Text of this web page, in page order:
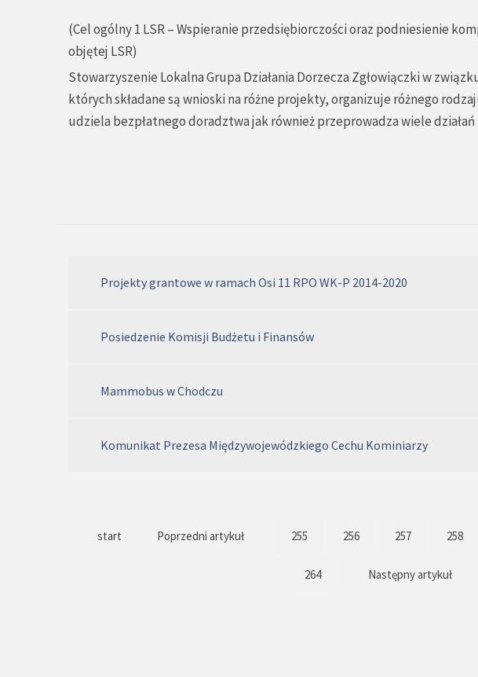
(Cel ogólny 1 LSR – Wspieranie przedsiębiorczości oraz podniesienie
objętej LSR)
Stowarzyszenie Lokalna Grupa Działania Dorzecza Zgłowiączki w
których składane są wnioski na różne projekty, organizuje różnego
udziela bezpłatnego doradztwa jak również przeprowadza wiele
Projekty grantowe w ramach Osi 11 RPO WK-P 2014-2020
Posiedzenie Komisji Budżetu i Finansów
Mammobus w Chodczu
Komunikat Prezesa Międzywojewódzkiego Cechu Kominiarzy
start Poprzedni artykuł 255 256 257 258
264 Następny artykuł